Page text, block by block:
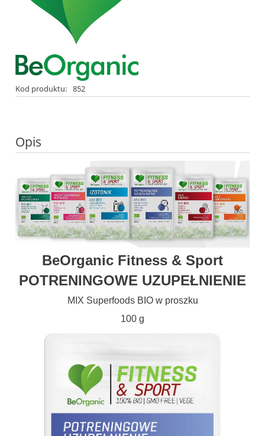
Kod produktu: 852
Opis
BeOrganic Fitness & Sport
POTRENINGOWE UZUPEŁNIENIE
MIX Superfoods BIO w proszku
100 g